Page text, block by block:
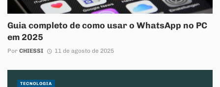
Guia completo de como usar o WhatsApp no PC
em 2025
Por CHIESSI 11 de agosto de 2025
TECNOLOGIA